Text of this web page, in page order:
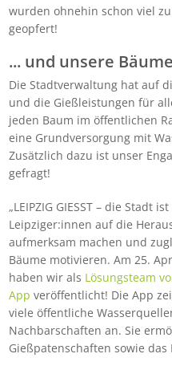
wurden ohnehin schon viel
geopfert!
... und unsere
Die Stadtverwaltung hat auf
und die Gießleistungen für
jeden Baum im öffentlichen
eine Grundversorgung mit
Zusätzlich dazu ist unser
gefragt!
„LEIPZIG GIESST – die Stadt
Leipziger:innen auf die
aufmerksam machen und
Bäume motivieren. Am 25.
haben wir als Lösungsteam
App veröffentlicht! Die App
viele öffentliche
Nachbarschaften an. Sie
Gießpatenschaften sowie